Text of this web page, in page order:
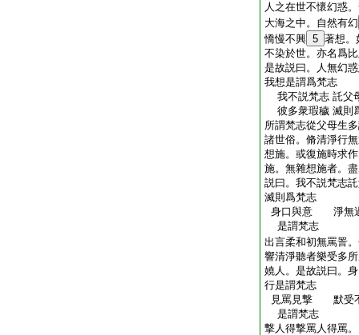
人之在世不懷幻惑
大海之中。自然有幻
憍慢不興 5 著想。
不染於世。亦名爲
是故説曰。人無幻
我想是謂爲梵志
我不説梵志 託父
彼多衆瑕穢 滅則
所謂梵志從父母生
諸世俗。脩清淨行
想施。或復施時求
施。無雜想施者。
説曰。我不説梵志
滅則爲梵志
身口與意 淨無
是謂梵志
出言柔和初無罵詈
響清淨聽者樂受多
嬈人。是故説曰。
行是謂梵志
見罵見撃 默受
是謂梵志
撃人得撃罵人得罵